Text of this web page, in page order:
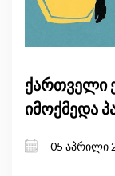
ქართველი
იმოქმედა
05 აპრილი